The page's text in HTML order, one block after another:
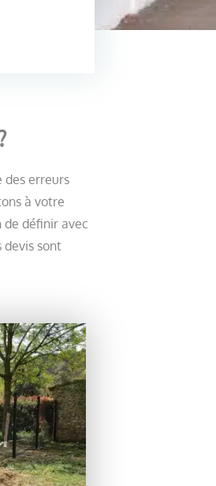
des erreurs
à votre
de définir avec
devis sont